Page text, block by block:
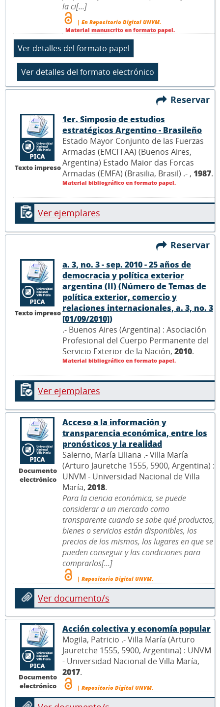
la ci[...]
| En Repositorio Digital UNVM.
Material manuscrito en formato papel.
Reservar
Texto impreso
1er. Simposio de estudios
estratégicos Argentino - Brasileño
Estado Mayor Conjunto de las Fuerzas
Armadas (EMCFFAA) (Buenos Aires,
Argentina) Estado Maior das Forcas
Armadas (EMFA) (Brasilia, Brasil) .- , 1987.
Material bibliográfico en formato papel.
Ver ejemplares
Reservar
Texto impreso
a. 3, no. 3 - sep. 2010 - 25 años de
democracia y política exterior
argentina (II) (Número de Temas de
política exterior, comercio y
relaciones internacionales, a. 3, no. 3
[01/09/2010])
.- Buenos Aires (Argentina) : Asociación
Profesional del Cuerpo Permanente del
Servicio Exterior de la Nación, 2010.
Material bibliográfico en formato papel.
Ver ejemplares
Documento
electrónico
Acceso a la información y
transparencia económica, entre los
pronósticos y la realidad
Salerno, María Liliana .- Villa María
(Arturo Jauretche 1555, 5900, Argentina) :
UNVM - Universidad Nacional de Villa
María, 2018.
Para la ciencia económica, se puede
considerar a un mercado como
transparente cuando se sabe qué productos,
bienes o servicios están disponibles, los
precios de los mismos, los lugares en que se
pueden conseguir y las condiciones para
comprarlos[...]
| Repositorio Digital UNVM.
Ver documento/s
Documento
electrónico
Acción colectiva y economía popular
Mogila, Patricio .- Villa María (Arturo
Jauretche 1555, 5900, Argentina) : UNVM
- Universidad Nacional de Villa María,
2017.
| Repositorio Digital UNVM.